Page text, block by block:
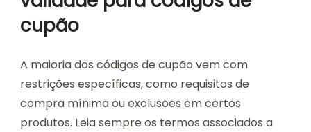
cupão
A maioria dos códigos de cupão vem com
restrições específicas, como requisitos de
compra mínima ou exclusões em certos
produtos. Leia sempre os termos associados a